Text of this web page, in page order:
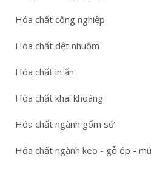
Hóa chất công nghiệp
Hóa chất dệt nhuộm
Hóa chất in ấn
Hóa chất khai khoáng
Hóa chất ngành gốm sứ
Hóa chất ngành keo - gỗ ép -